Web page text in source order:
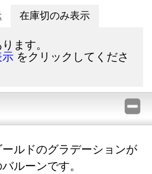
在庫切のみ表示
ます。
示 をクリックしてくださ
ルドのグラデーションが
ルーンです。